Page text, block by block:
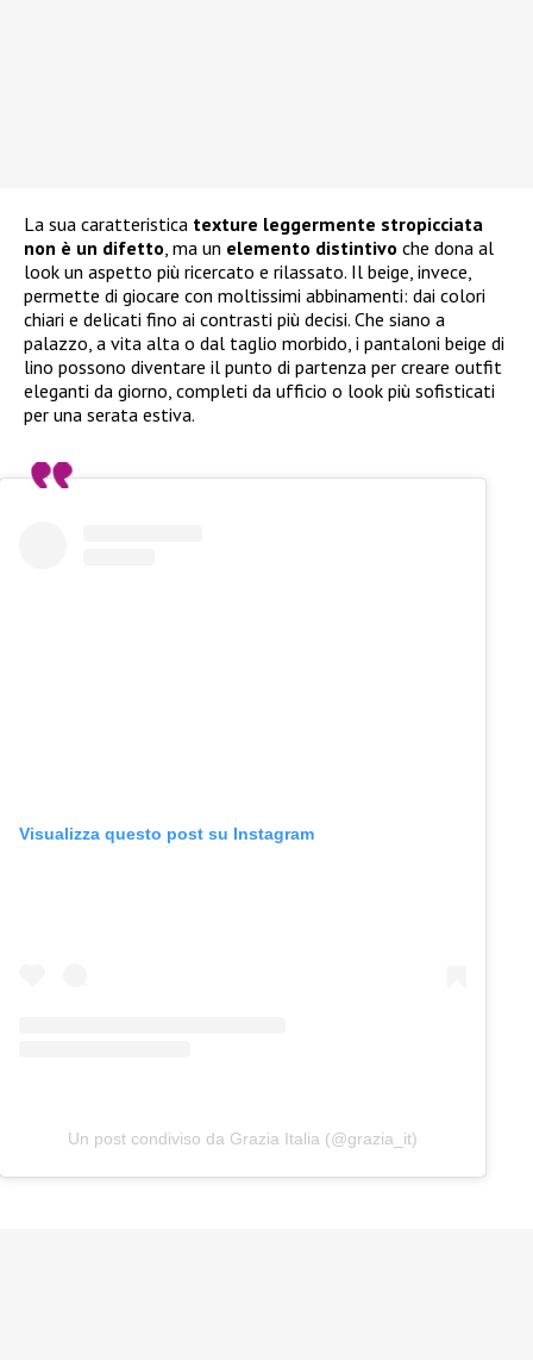
La sua caratteristica texture leggermente stropicciata
non è un difetto , ma un elemento distintivo che dona al
look un aspetto più ricercato e rilassato. Il beige, invece,
permette di giocare con moltissimi abbinamenti: dai colori
chiari e delicati fino ai contrasti più decisi. Che siano a
palazzo, a vita alta o dal taglio morbido, i pantaloni beige di
lino possono diventare il punto di partenza per creare outfit
eleganti da giorno, completi da ufficio o look più sofisticati
per una serata estiva.
Visualizza questo post su Instagram
Un post condiviso da Grazia Italia (@grazia_it)